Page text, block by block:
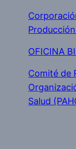
C
OFICINA
Comité de
Salud